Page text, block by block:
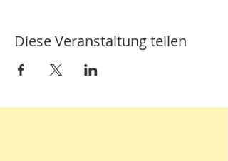
Diese Veranstaltung teilen